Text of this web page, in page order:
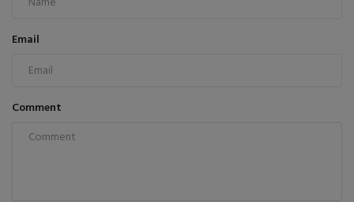
Email
Comment